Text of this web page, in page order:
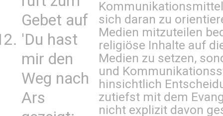
Gebet auf
'Du hast
mir den
Weg nach
Ars
sich daran zu
Medien mitzuteilen
religiöse Inhalte auf
Medien zu setzen,
und
hinsichtlich
zutiefst mit dem
nicht explizit davon